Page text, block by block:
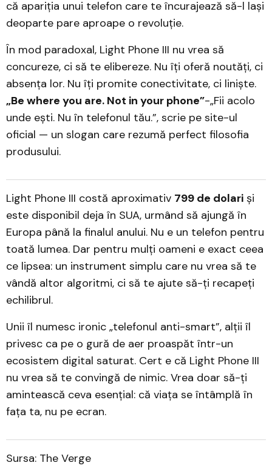
că apariția unui telefon care te încurajează să-l lași
deoparte pare aproape o revoluție.
În mod paradoxal, Light Phone III nu vrea să
concureze, ci să te elibereze. Nu îți oferă noutăți, ci
absența lor. Nu îți promite conectivitate, ci liniște.
„Be where you are. Not in your phone”-„Fii acolo
unde ești. Nu în telefonul tău.”, scrie pe site-ul
oficial — un slogan care rezumă perfect filosofia
produsului.
Light Phone III costă aproximativ 799 de dolari și
este disponibil deja în SUA, urmând să ajungă în
Europa până la finalul anului. Nu e un telefon pentru
toată lumea. Dar pentru mulți oameni e exact ceea
ce lipsea: un instrument simplu care nu vrea să te
vândă altor algoritmi, ci să te ajute să-ți recapeți
echilibrul.
Unii îl numesc ironic „telefonul anti-smart”, alții îl
privesc ca pe o gură de aer proaspăt într-un
ecosistem digital saturat. Cert e că Light Phone III
nu vrea să te convingă de nimic. Vrea doar să-ți
amintească ceva esențial: că viața se întâmplă în
fața ta, nu pe ecran.
Sursa: The Verge